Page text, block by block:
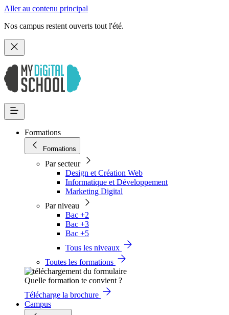
Aller au contenu principal
Nos campus restent ouverts tout l'été.
Formations
Formations
Par secteur
Design et Création Web
Informatique et Développement
Marketing Digital
Par niveau
Bac +2
Bac +3
Bac +5
Tous les niveaux
Toutes les formations
Quelle formation te convient ?
Télécharge la brochure
Campus